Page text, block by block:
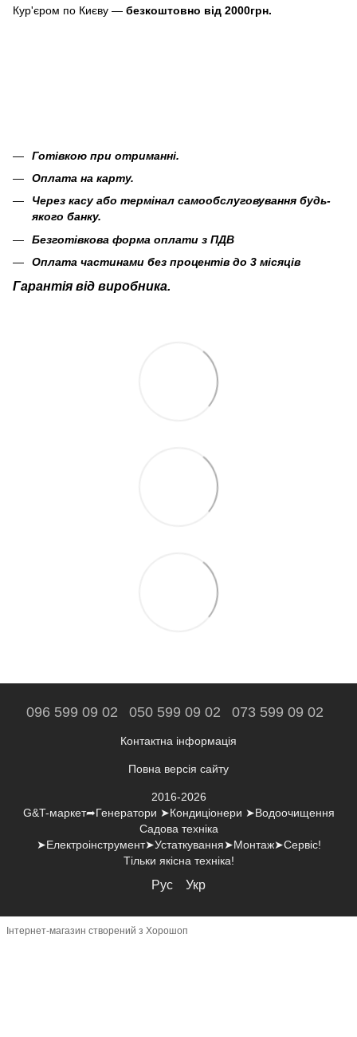
Кур'єром по Києву — безкоштовно від 2000грн.
Готівкою при отриманні.
Оплата на карту.
Через касу або термінал самообслуговування будь-
якого банку.
Безготівкова форма оплати з ПДВ
Оплата частинами без процентів до 3 місяців
Гарантія від виробника.
096 599 09 02 050 599 09 02 073 599 09 02
Контактна інформація
Повна версія сайту
2016-2026
G&T-маркет➦Генератори ➤Кондиціонери ➤Водоочищення
Садова техніка
➤Електроінструмент➤Устаткування➤Монтаж➤Сервіс!
Тільки якісна техніка!
Рус Укр
Інтернет-магазин створений з Хорошоп